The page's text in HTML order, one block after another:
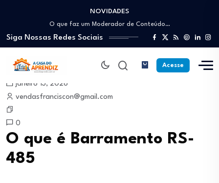
NOVIDADES
Como trabalhar como Estoquista: O guia para…
O que faz um Moderador de Conteúdo…
Como ser um Afiliado de Sucesso trabalhando…
Como dar Aulas Particulares Online e viver…
Profissão Instalador Solar: Como entrar no mercado…
Como trabalhar como Estoquista: O guia para…
O que faz um Moderador de Conteúdo…
Como ser um Afiliado de Sucesso trabalhando…
Siga Nossas Redes Sociais
Acesse
janeiro 13, 2026
vendasfranciscon@gmail.com
0
O que é Barramento RS-
485